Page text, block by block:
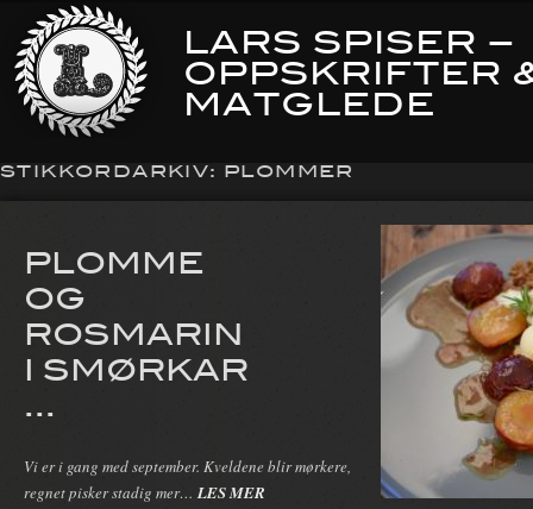
LARS SPISER –
OPPSKRIFTER
MATGLEDE
STIKKORDARKIV: PLOMMER
PLOMME
OG
ROSMARIN
I SMØRKAR
...
Vi er i gang med september. Kveldene blir mørkere,
regnet pisker stadig mer… LES MER